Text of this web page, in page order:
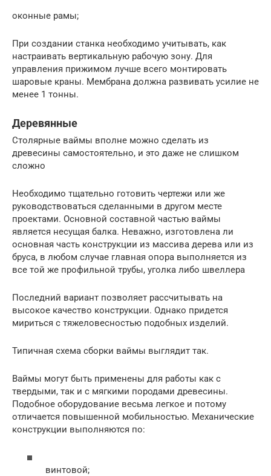
оконные рамы;
При создании станка необходимо учитывать, как
настраивать вертикальную рабочую зону. Для
управления прижимом лучше всего монтировать
шаровые краны. Мембрана должна развивать усилие не
менее 1 тонны.
Деревянные
Столярные ваймы вполне можно сделать из
древесины самостоятельно, и это даже не слишком
сложно
Необходимо тщательно готовить чертежи или же
руководствоваться сделанными в другом месте
проектами. Основной составной частью ваймы
является несущая балка. Неважно, изготовлена ли
основная часть конструкции из массива дерева или из
бруса, в любом случае главная опора выполняется из
все той же профильной трубы, уголка либо швеллера
Последний вариант позволяет рассчитывать на
высокое качество конструкции. Однако придется
мириться с тяжеловесностью подобных изделий.
Типичная схема сборки ваймы выглядит так.
Ваймы могут быть применены для работы как с
твердыми, так и с мягкими породами древесины.
Подобное оборудование весьма легкое и потому
отличается повышенной мобильностью. Механические
конструкции выполняются по:
винтовой;